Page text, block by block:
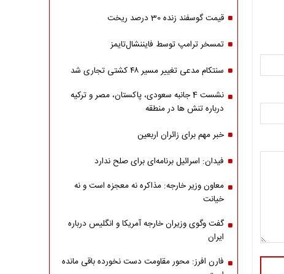
قیمت گوسفند زنده 30 درصد ریخت
تمسخر ترامپ توسط فایننشال‌تایمز
سنتکام مدعی تغییر مسیر ۴۸ کشتی تجاری شد
نشست 4 جانبه سعودی، پاکستان، مصر و ترکیه
درباره تنش ها در منطقه
خبر مهم برای زائران اربعین
فیدان: اسرائیل برنامه‌ای برای صلح ندارد
معاون وزیر خارجه: مذاکره نه معجزه است و نه
خیانت
گفت وگوی وزیران خارجه آمریکا و انگلیس درباره
ایران
فارن افرز: محور مقاومت دست نخورده باقی مانده